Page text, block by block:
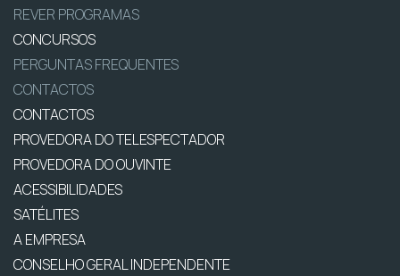
REVER PROGRAMAS
CONCURSOS
PERGUNTAS FREQUENTES
CONTACTOS
CONTACTOS
PROVEDORA DO TELESPECTADOR
PROVEDORA DO OUVINTE
ACESSIBILIDADES
SATÉLITES
A EMPRESA
CONSELHO GERAL INDEPENDENTE